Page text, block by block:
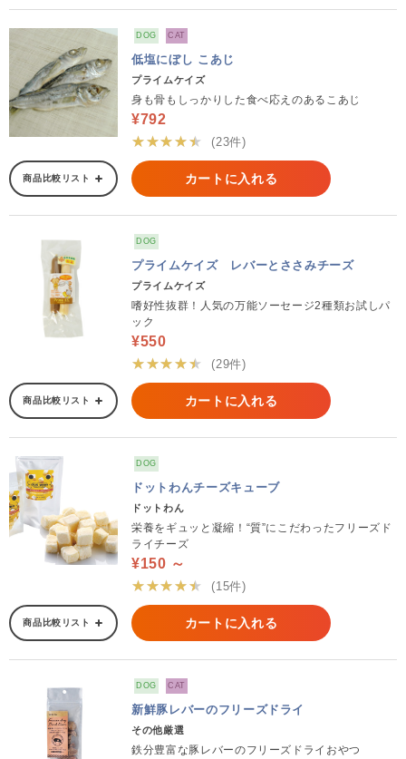
DOG CAT
低塩にぼし こあじ
プライムケイズ
身も骨もしっかりした食べ応えのあるこあじ
¥792
★★★★★
(23件)
商品比較リスト カートに入れる
DOG
プライムケイズ レバーとささみチーズ
プライムケイズ
嗜好性抜群！人気の万能ソーセージ2種類お試しパ
ック
¥550
★★★★★
(29件)
商品比較リスト カートに入れる
DOG
ドットわんチーズキューブ
ドットわん
栄養をギュッと凝縮！“質”にこだわったフリーズド
ライチーズ
¥150 ～
★★★★★
(15件)
商品比較リスト カートに入れる
DOG CAT
新鮮豚レバーのフリーズドライ
その他厳選
鉄分豊富な豚レバーのフリーズドライおやつ